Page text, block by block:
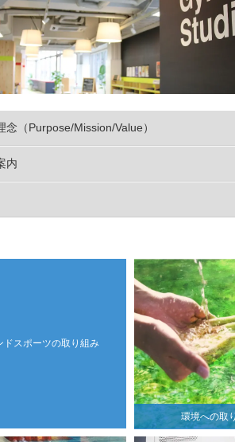
念（Purpose/Mission/Value）
内
ドスポーツの取り組み
環境への取